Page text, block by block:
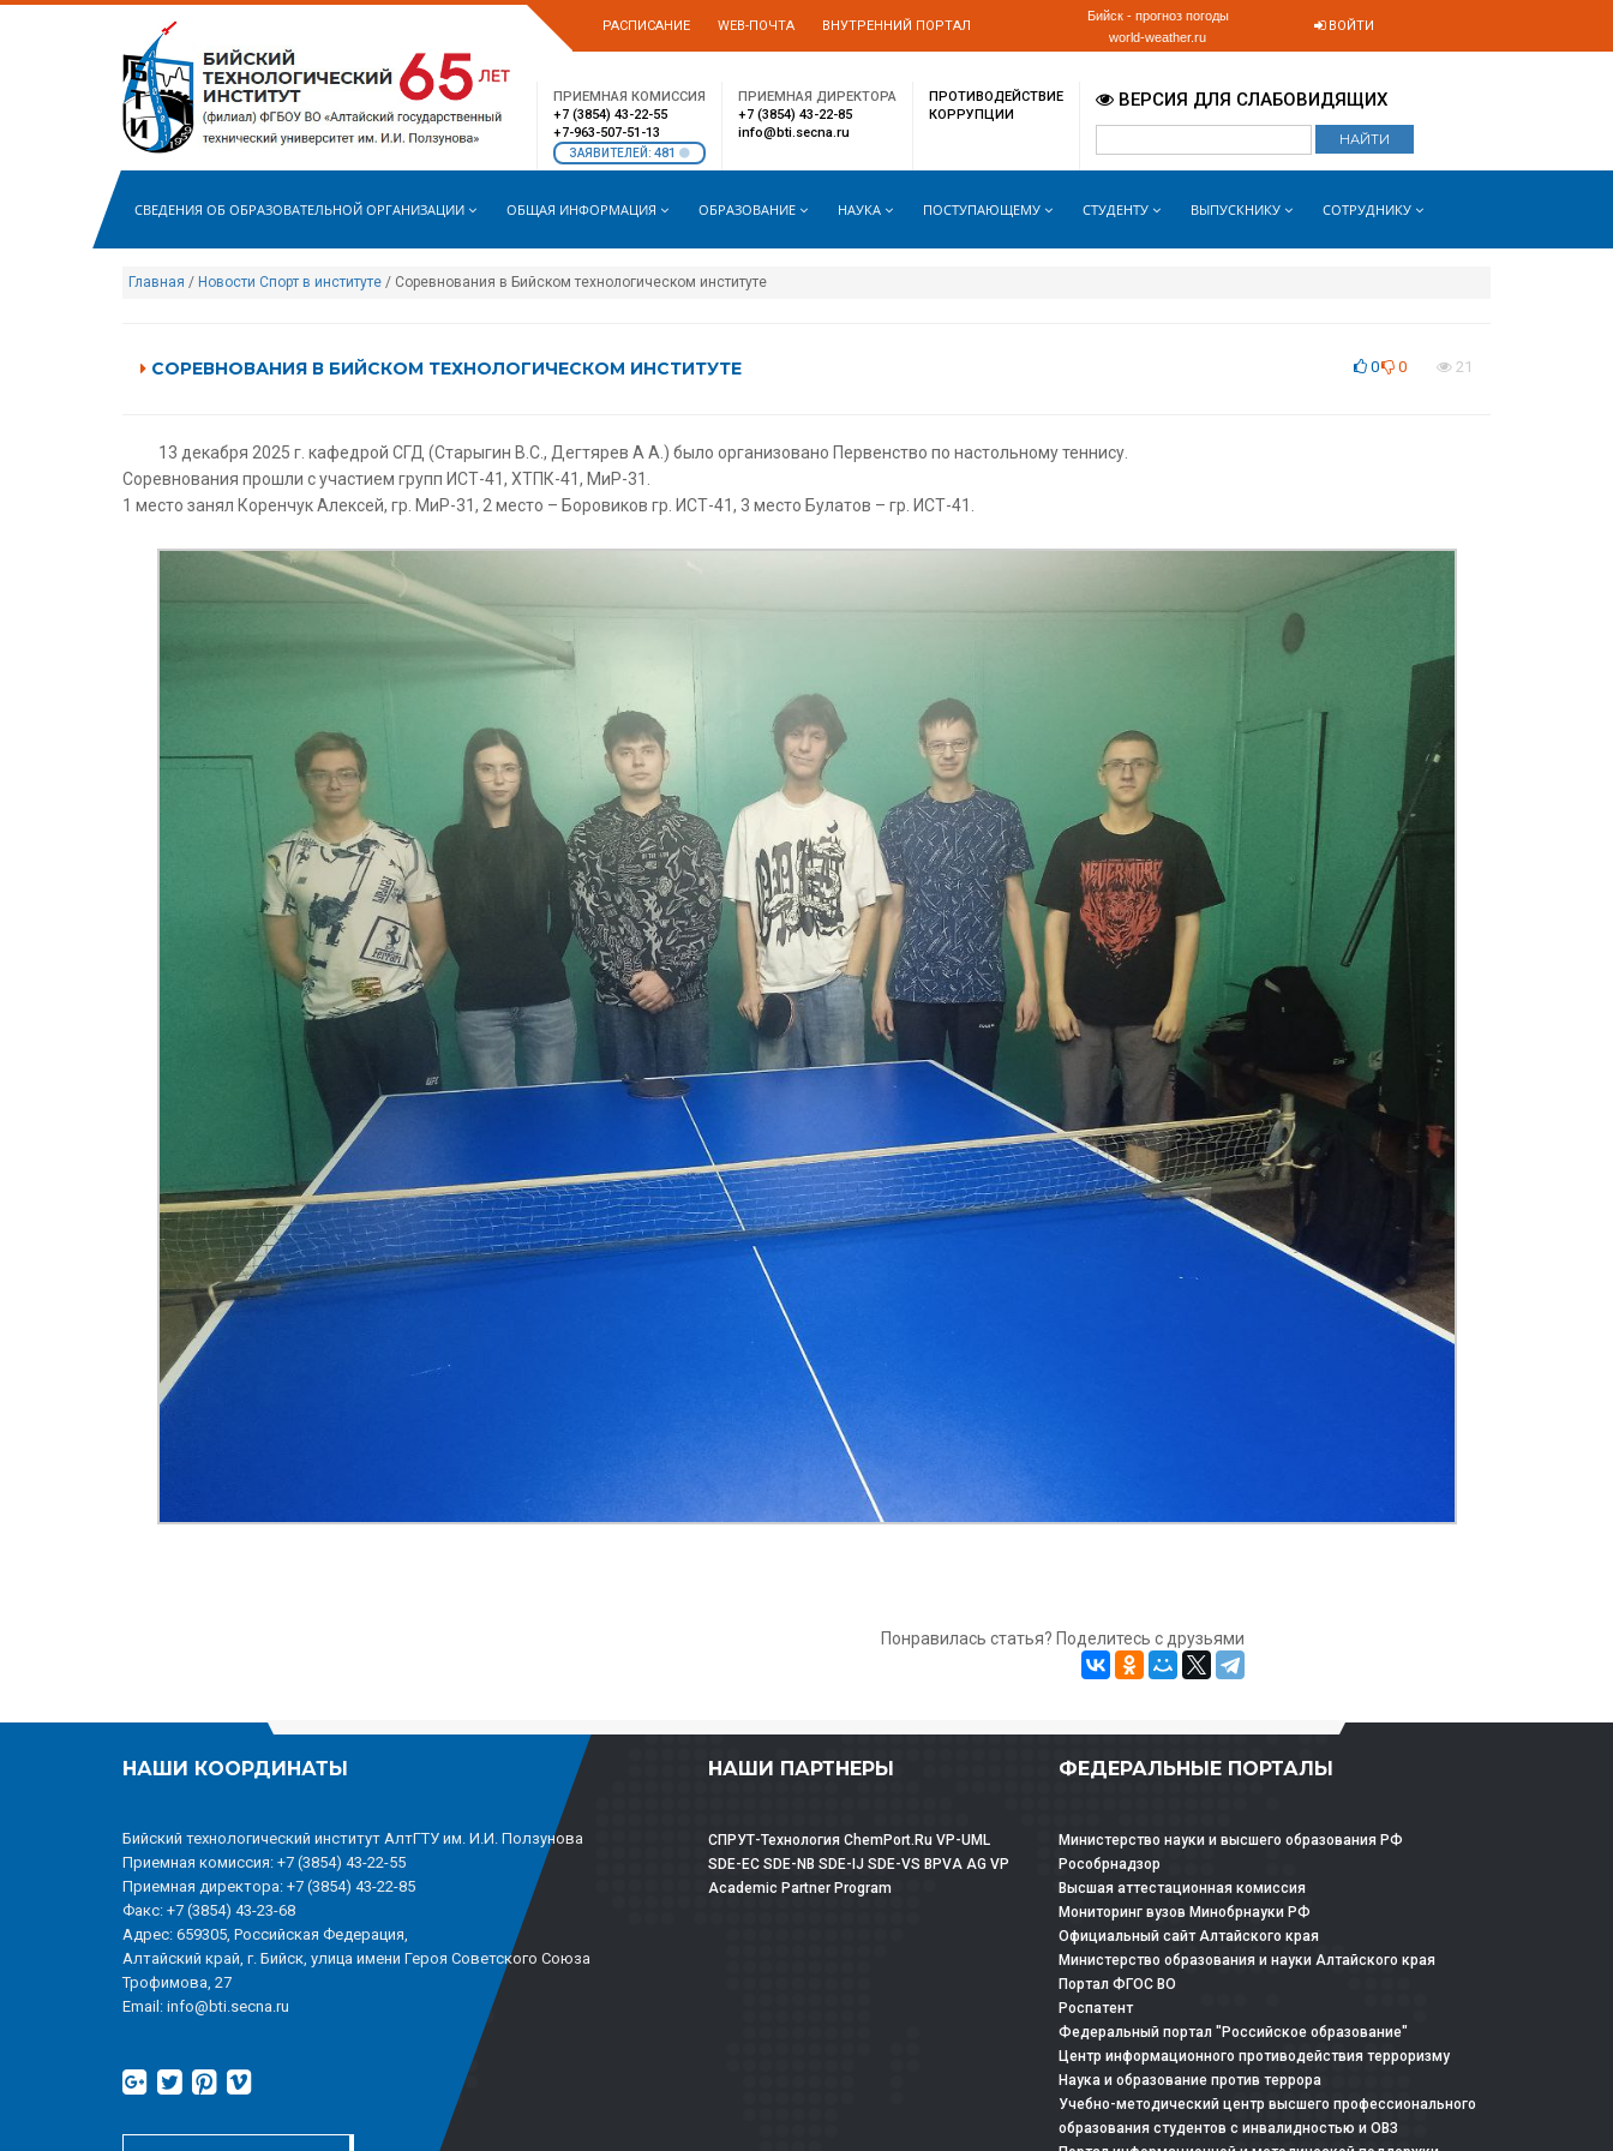
РАСПИСАНИЕ WEB-ПОЧТА ВНУТРЕННИЙ ПОРТАЛ
Бийск - прогноз погоды
world-weather.ru
ВОЙТИ
ПРИЕМНАЯ КОМИССИЯ
+7 (3854) 43-22-55
+7-963-507-51-13
ЗАЯВИТЕЛЕЙ: 481
ПРИЕМНАЯ ДИРЕКТОРА
+7 (3854) 43-22-85
info@bti.secna.ru
ПРОТИВОДЕЙСТВИЕ
КОРРУПЦИИ
ВЕРСИЯ ДЛЯ СЛАБОВИДЯЩИХ
СВЕДЕНИЯ ОБ ОБРАЗОВАТЕЛЬНОЙ ОРГАНИЗАЦИИ ОБЩАЯ ИНФОРМАЦИЯ ОБРАЗОВАНИЕ НАУКА ПОСТУПАЮЩЕМУ СТУДЕНТУ ВЫПУСКНИКУ СОТРУДНИКУ
Главная / Новости Спорт в институте / Соревнования в Бийском технологическом институте
СОРЕВНОВАНИЯ В БИЙСКОМ ТЕХНОЛОГИЧЕСКОМ ИНСТИТУТЕ 0 0 21
13 декабря 2025 г. кафедрой СГД (Старыгин В.С., Дегтярев А А.) было организовано Первенство по настольному теннису.
Соревнования прошли с участием групп ИСТ-41, ХТПК-41, МиР-31.
1 место занял Коренчук Алексей, гр. МиР-31, 2 место – Боровиков гр. ИСТ-41, 3 место Булатов – гр. ИСТ-41.
Понравилась статья? Поделитесь с друзьями
НАШИ КООРДИНАТЫ
Бийский технологический институт АлтГТУ им. И.И. Ползунова
Приемная комиссия: +7 (3854) 43-22-55
Приемная директора: +7 (3854) 43-22-85
Факс: +7 (3854) 43-23-68
Адрес: 659305, Российская Федерация,
Алтайский край, г. Бийск, улица имени Героя Советского Союза
Трофимова, 27
Email: info@bti.secna.ru
НАШИ ПАРТНЕРЫ
СПРУТ-Технология ChemPort.Ru VP-UML
SDE-EC SDE-NB SDE-IJ SDE-VS BPVA AG VP
Academic Partner Program
ФЕДЕРАЛЬНЫЕ ПОРТАЛЫ
Министерство науки и высшего образования РФ
Рособрнадзор
Высшая аттестационная комиссия
Мониторинг вузов Минобрнауки РФ
Официальный сайт Алтайского края
Министерство образования и науки Алтайского края
Портал ФГОС ВО
Роспатент
Федеральный портал "Российское образование"
Центр информационного противодействия терроризму
Наука и образование против террора
Учебно-методический центр высшего профессионального
образования студентов с инвалидностью и ОВЗ